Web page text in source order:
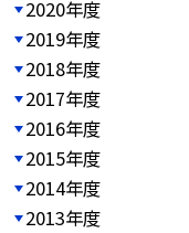
2020年度
2019年度
2018年度
2017年度
2016年度
2015年度
2014年度
2013年度